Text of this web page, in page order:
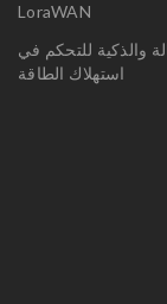
LoraWAN
والذكية للتحكم في
استهلاك الطاقة